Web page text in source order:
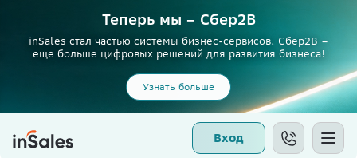
Теперь мы – Сбер2B
inSales стал частью системы бизнес-сервисов. Сбер2В –
еще больше цифровых решений для развития бизнеса!
Узнать больше
Вход